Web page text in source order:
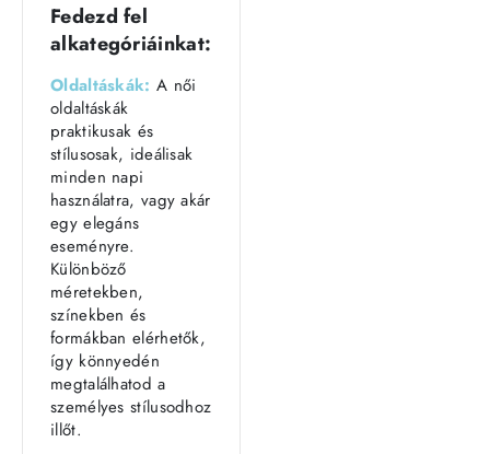
Fedezd fel
alkategóriáinkat:
Oldaltáskák: A női
oldaltáskák
praktikusak és
stílusosak, ideálisak
minden napi
használatra, vagy akár
egy elegáns
eseményre.
Különböző
méretekben,
színekben és
formákban elérhetők,
így könnyedén
megtalálhatod a
személyes stílusodhoz
illőt.